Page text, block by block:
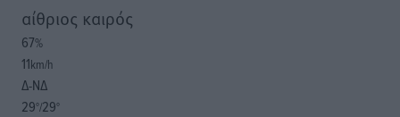
αίθριος καιρός
67%
11km/h
Δ-ΝΔ
29°/29°